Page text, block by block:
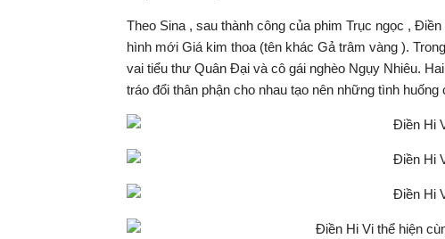
Theo Sina , sau thành công của phim Trục ngọc ,
hình mới Giá kim thoa (tên khác Gả trâm vàng ).
vai tiểu thư Quân Đại và cô gái nghèo Ngụy Nhiêu.
tráo đổi thân phận cho nhau tạo nên những tình